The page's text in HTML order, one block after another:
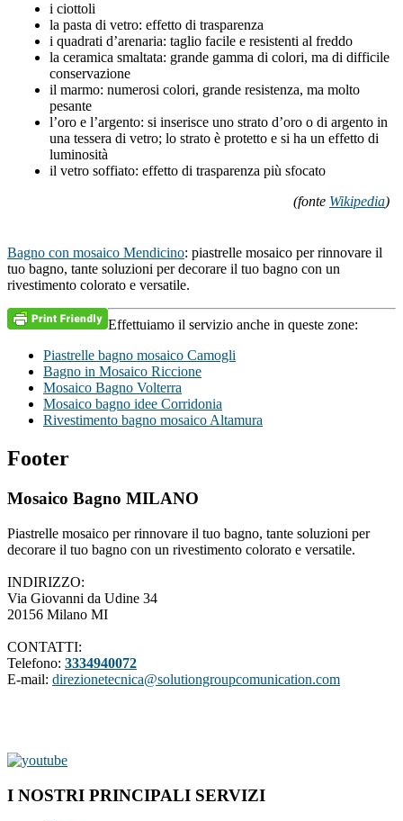
i ciottoli
la pasta di vetro: effetto di trasparenza
i quadrati d’arenaria: taglio facile e resistenti al freddo
la ceramica smaltata: grande gamma di colori, ma di difficile
conservazione
il marmo: numerosi colori, grande resistenza, ma molto
pesante
l’oro e l’argento: si inserisce uno strato d’oro o di argento in
una tessera di vetro; lo strato è protetto e si ha un effetto di
luminosità
il vetro soffiato: effetto di trasparenza più sfocato
(fonte Wikipedia)
Bagno con mosaico Mendicino: piastrelle mosaico per rinnovare il
tuo bagno, tante soluzioni per decorare il tuo bagno con un
rivestimento colorato e versatile.
Effettuiamo il servizio anche in queste zone:
Piastrelle bagno mosaico Camogli
Bagno in Mosaico Riccione
Mosaico Bagno Volterra
Mosaico bagno idee Corridonia
Rivestimento bagno mosaico Altamura
Footer
Mosaico Bagno MILANO
Piastrelle mosaico per rinnovare il tuo bagno, tante soluzioni per
decorare il tuo bagno con un rivestimento colorato e versatile.
INDIRIZZO:
Via Giovanni da Udine 34
20156 Milano MI
CONTATTI:
Telefono: 3334940072
E-mail: direzionetecnica@solutiongroupcomunication.com
I NOSTRI PRINCIPALI SERVIZI